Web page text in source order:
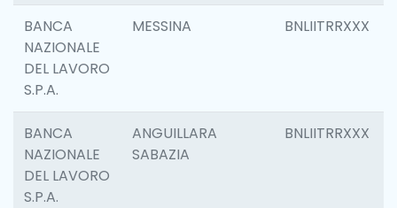
BANCA
NAZIONALE
DEL LAVORO
S.P.A.
MESSINA BNLIITRRXXX
BANCA
NAZIONALE
DEL LAVORO
S.P.A.
ANGUILLARA
SABAZIA
BNLIITRRXXX